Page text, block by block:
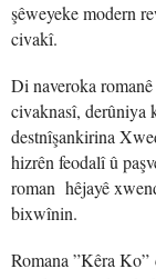
şêweyeke modern
civakî.
Di naveroka
civaknasî, derûniya
destnîşankirina
hizrên feodalî û
roman hêjayê
bixwînin.
Romana ”Kêra